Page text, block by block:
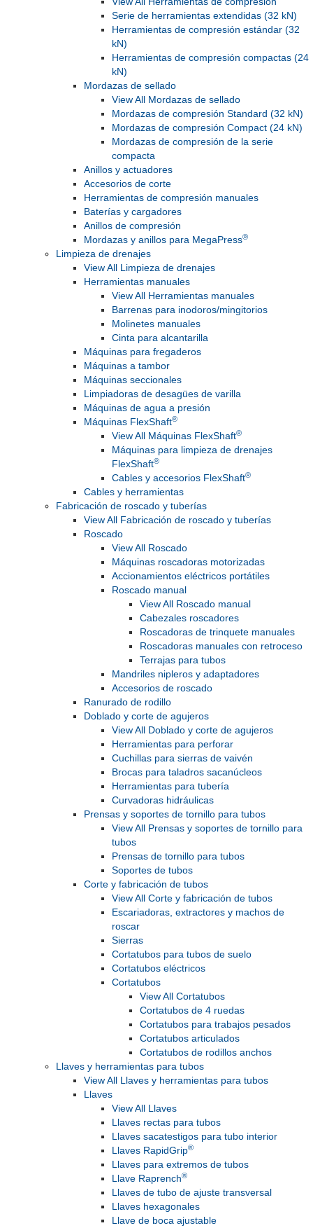
Serie de herramientas extendidas (32 kN)
Herramientas de compresión estándar (32
kN)
Herramientas de compresión compactas (24
kN)
Mordazas de sellado
View All Mordazas de sellado
Mordazas de compresión Standard (32 kN)
Mordazas de compresión Compact (24 kN)
Mordazas de compresión de la serie
compacta
Anillos y actuadores
Accesorios de corte
Herramientas de compresión manuales
Baterías y cargadores
Anillos de compresión
Mordazas y anillos para MegaPress®
Limpieza de drenajes
View All Limpieza de drenajes
Herramientas manuales
View All Herramientas manuales
Barrenas para inodoros/mingitorios
Molinetes manuales
Cinta para alcantarilla
Máquinas para fregaderos
Máquinas a tambor
Máquinas seccionales
Limpiadoras de desagües de varilla
Máquinas de agua a presión
Máquinas FlexShaft®
View All Máquinas FlexShaft®
Máquinas para limpieza de drenajes
FlexShaft®
Cables y accesorios FlexShaft®
Cables y herramientas
Fabricación de roscado y tuberías
View All Fabricación de roscado y tuberías
Roscado
View All Roscado
Máquinas roscadoras motorizadas
Accionamientos eléctricos portátiles
Roscado manual
View All Roscado manual
Cabezales roscadores
Roscadoras de trinquete manuales
Roscadoras manuales con retroceso
Terrajas para tubos
Mandriles nipleros y adaptadores
Accesorios de roscado
Ranurado de rodillo
Doblado y corte de agujeros
View All Doblado y corte de agujeros
Herramientas para perforar
Cuchillas para sierras de vaivén
Brocas para taladros sacanúcleos
Herramientas para tubería
Curvadoras hidráulicas
Prensas y soportes de tornillo para tubos
View All Prensas y soportes de tornillo para
tubos
Prensas de tornillo para tubos
Soportes de tubos
Corte y fabricación de tubos
View All Corte y fabricación de tubos
Escariadoras, extractores y machos de
roscar
Sierras
Cortatubos para tubos de suelo
Cortatubos eléctricos
Cortatubos
View All Cortatubos
Cortatubos de 4 ruedas
Cortatubos para trabajos pesados
Cortatubos articulados
Cortatubos de rodillos anchos
Llaves y herramientas para tubos
View All Llaves y herramientas para tubos
Llaves
View All Llaves
Llaves rectas para tubos
Llaves sacatestigos para tubo interior
Llaves RapidGrip®
Llaves para extremos de tubos
Llave Raprench®
Llaves de tubo de ajuste transversal
Llaves hexagonales
Llave de boca ajustable